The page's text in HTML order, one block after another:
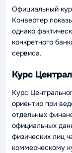
Официальный
Конвертер
однако
конкретного
сервиса.
Курс
Курс
ориентир при
отдельных
официальных
физических лиц
коммерческому